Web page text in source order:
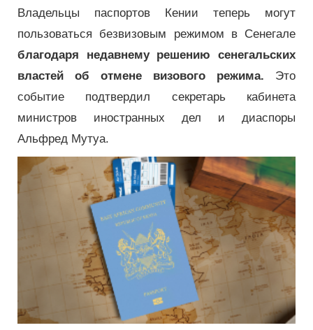
Владельцы паспортов Кении теперь могут
пользоваться безвизовым режимом в Сенегале
благодаря недавнему решению сенегальских
властей об отмене визового режима. Это
событие подтвердил секретарь кабинета
министров иностранных дел и диаспоры
Альфред Мутуа.